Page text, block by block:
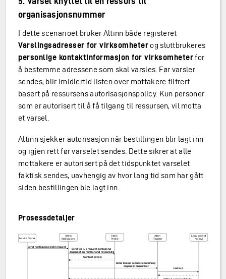
organisasjonsnummer
I dette scenarioet bruker Altinn både registeret
Varslingsadresser for virksomheter og sluttbrukeres
personlige kontaktinformasjon for virksomheterfor
å bestemme adressene som skal varsles. Før varsler
sendes, blir imidlertid listen over mottakere filtrert
basert på ressursens autorisasjonspolicy. Kun personer
som er autorisert til å få tilgang til ressursen, vil motta
et varsel.
Altinn sjekker autorisasjon når bestillingen blir lagt inn
og igjen rett før varselet sendes. Dette sikrer at alle
mottakere er autorisert på det tidspunktet varselet
faktisk sendes, uavhengig av hvor lang tid som har gått
siden bestillingen ble lagt inn.
Prosessdetaljer